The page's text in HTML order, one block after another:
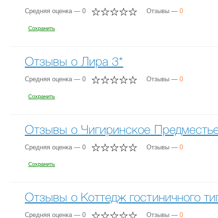
Средняя оценка — 0 Отзывы — 0
Сохранить
Отзывы о Лира 3*
Средняя оценка — 0 Отзывы — 0
Сохранить
Отзывы о Чигиринское
Средняя оценка — 0 Отзывы — 0
Сохранить
Отзывы о Коттедж гостиничного
Средняя оценка — 0 Отзывы — 0